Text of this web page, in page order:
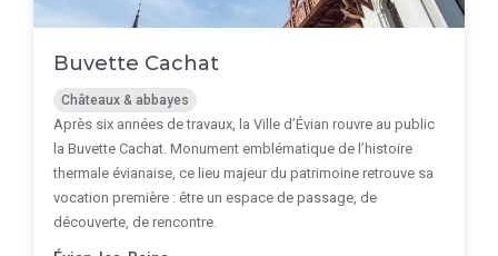
Buvette Cachat
Châteaux & abbayes
Après six années de travaux, la Ville d’Évian rouvre au public
la Buvette Cachat. Monument emblématique de l’histoire
thermale évianaise, ce lieu majeur du patrimoine retrouve sa
vocation première : être un espace de passage, de
découverte, de rencontre.